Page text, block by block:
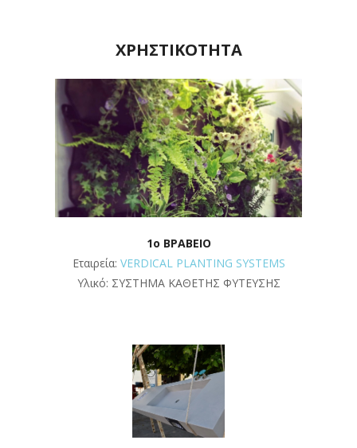
ΧΡΗΣΤΙΚΟΤΗΤΑ
1o ΒΡΑΒΕΙΟ
Εταιρεία: VERDICAL PLANTING SYSTEMS
Υλικό: ΣΥΣΤΗΜΑ ΚΑΘΕΤΗΣ ΦΥΤΕΥΣΗΣ